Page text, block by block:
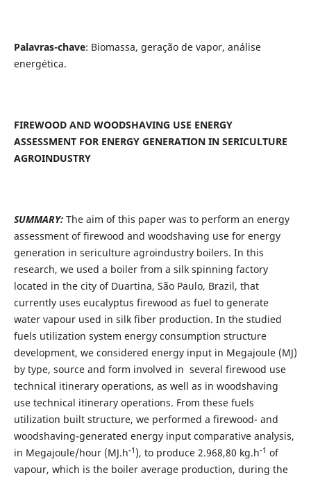
Palavras-chave: Biomassa, geração de vapor, análise
energética.
FIREWOOD AND WOODSHAVING USE ENERGY
ASSESSMENT FOR ENERGY GENERATION IN SERICULTURE
AGROINDUSTRY
SUMMARY: The aim of this paper was to perform an energy
assessment of firewood and woodshaving use for energy
generation in sericulture agroindustry boilers. In this
research, we used a boiler from a silk spinning factory
located in the city of Duartina, São Paulo, Brazil, that
currently uses eucalyptus firewood as fuel to generate
water vapour used in silk fiber production. In the studied
fuels utilization system energy consumption structure
development, we considered energy input in Megajoule (MJ)
by type, source and form involved in several firewood use
technical itinerary operations, as well as in woodshaving
use technical itinerary operations. From these fuels
utilization built structure, we performed a firewood- and
woodshaving-generated energy input comparative analysis,
in Megajoule/hour (MJ.h-1 ), to produce 2.968,80 kg.h-1 of
vapour, which is the boiler average production, during the